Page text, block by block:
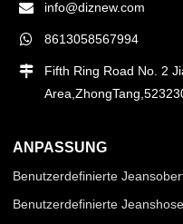
info@diznew.com
8613058567994
Fifth Ring Road No. 2
ANPASSUNG
Benutzerdefinierte
Benutzerdefinierte